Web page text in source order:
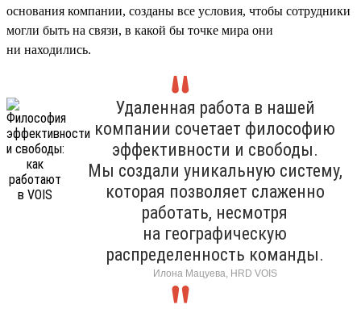
основания компании, созданы все условия, чтобы сотрудники
могли быть на связи, в какой бы точке мира они
ни находились.
Удаленная работа в нашей
компании сочетает философию
эффективности и свободы.
Мы создали уникальную систему,
которая позволяет слаженно
работать, несмотря
на географическую
распределенность команды.
Илона Мацуева, HRD VOIS